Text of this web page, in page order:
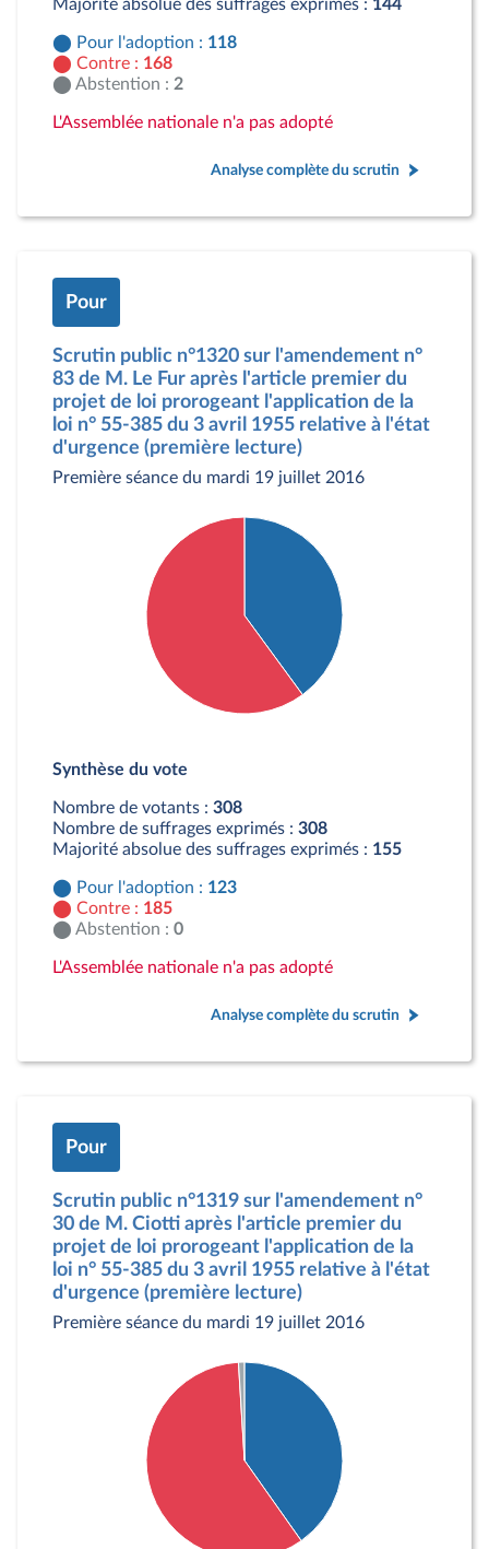
Majorité absolue des suffrages exprimés : 144
Pour l'adoption : 118
Contre : 168
Abstention : 2
L'Assemblée nationale n'a pas adopté
Analyse complète du scrutin
Pour
Scrutin public n°1320 sur l'amendement n°
83 de M. Le Fur après l'article premier du
projet de loi prorogeant l'application de la
loi n° 55-385 du 3 avril 1955 relative à l'état
d'urgence (première lecture)
Première séance du mardi 19 juillet 2016
Contre : 185 députés
Synthèse du vote
Nombre de votants : 308
Nombre de suffrages exprimés : 308
Majorité absolue des suffrages exprimés : 155
Pour l'adoption : 123
Contre : 185
Abstention : 0
L'Assemblée nationale n'a pas adopté
Analyse complète du scrutin
Pour
Scrutin public n°1319 sur l'amendement n°
30 de M. Ciotti après l'article premier du
projet de loi prorogeant l'application de la
loi n° 55-385 du 3 avril 1955 relative à l'état
d'urgence (première lecture)
Première séance du mardi 19 juillet 2016